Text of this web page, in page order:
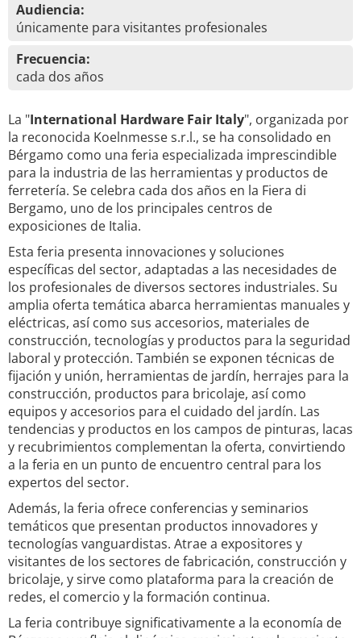
Audiencia:
únicamente para visitantes profesionales
Frecuencia:
cada dos años
La "International Hardware Fair Italy", organizada por
la reconocida Koelnmesse s.r.l., se ha consolidado en
Bérgamo como una feria especializada imprescindible
para la industria de las herramientas y productos de
ferretería. Se celebra cada dos años en la Fiera di
Bergamo, uno de los principales centros de
exposiciones de Italia.
Esta feria presenta innovaciones y soluciones
específicas del sector, adaptadas a las necesidades de
los profesionales de diversos sectores industriales. Su
amplia oferta temática abarca herramientas manuales y
eléctricas, así como sus accesorios, materiales de
construcción, tecnologías y productos para la seguridad
laboral y protección. También se exponen técnicas de
fijación y unión, herramientas de jardín, herrajes para la
construcción, productos para bricolaje, así como
equipos y accesorios para el cuidado del jardín. Las
tendencias y productos en los campos de pinturas, lacas
y recubrimientos complementan la oferta, convirtiendo
a la feria en un punto de encuentro central para los
expertos del sector.
Además, la feria ofrece conferencias y seminarios
temáticos que presentan productos innovadores y
tecnologías vanguardistas. Atrae a expositores y
visitantes de los sectores de fabricación, construcción y
bricolaje, y sirve como plataforma para la creación de
redes, el comercio y la formación continua.
La feria contribuye significativamente a la economía de